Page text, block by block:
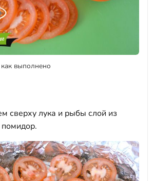
выполнено
сверху лука и рыбы слой из
помидор.